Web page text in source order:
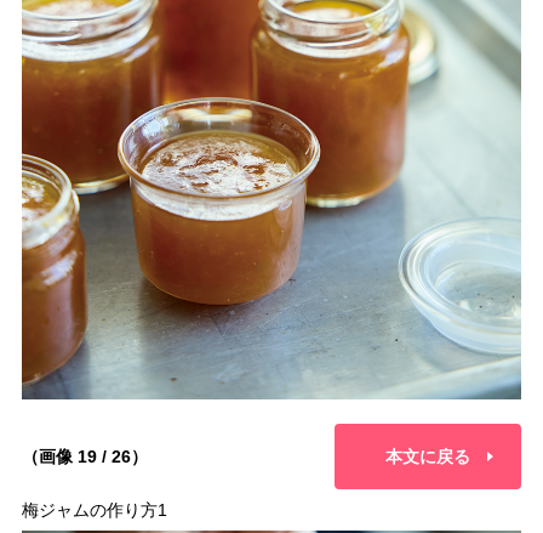
（画像 19 / 26） 本文に戻る
梅ジャムの作り方1